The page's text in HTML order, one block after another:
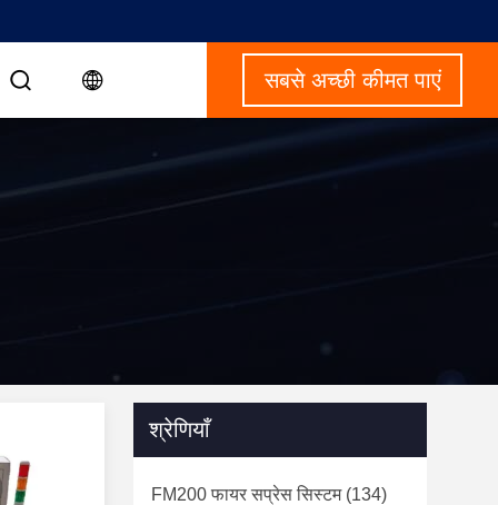
सबसे अच्छी कीमत पाएं
श्रेणियाँ
FM200 फायर सप्रेस सिस्टम(134)